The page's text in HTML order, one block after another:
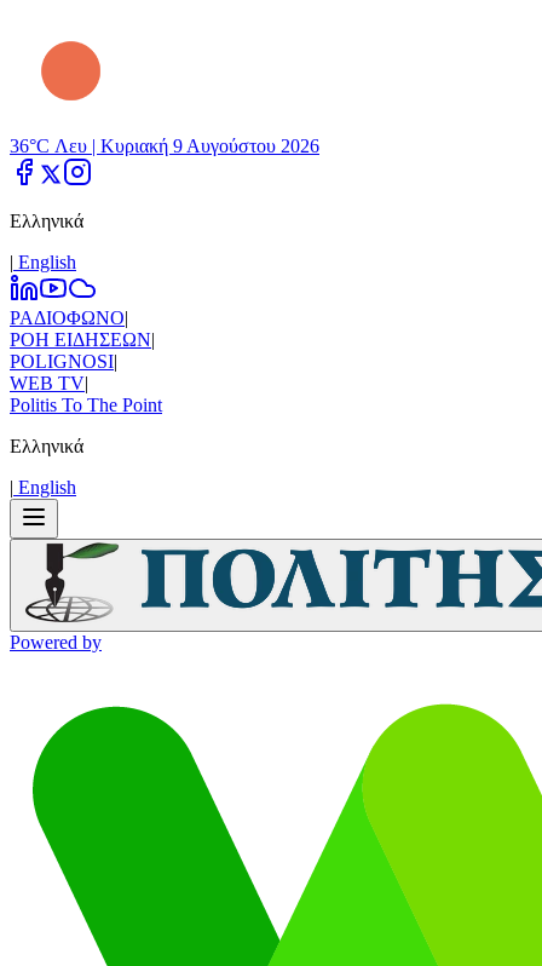
36°C Λευ | Κυριακή 9 Αυγούστου 2026
Ελληνικά
| Εnglish
ΡΑΔΙΟΦΩΝΟ|
ΡΟΗ ΕΙΔΗΣΕΩΝ|
POLIGNOSI|
WEB TV|
Politis To The Point
Ελληνικά
| Εnglish
Powered by